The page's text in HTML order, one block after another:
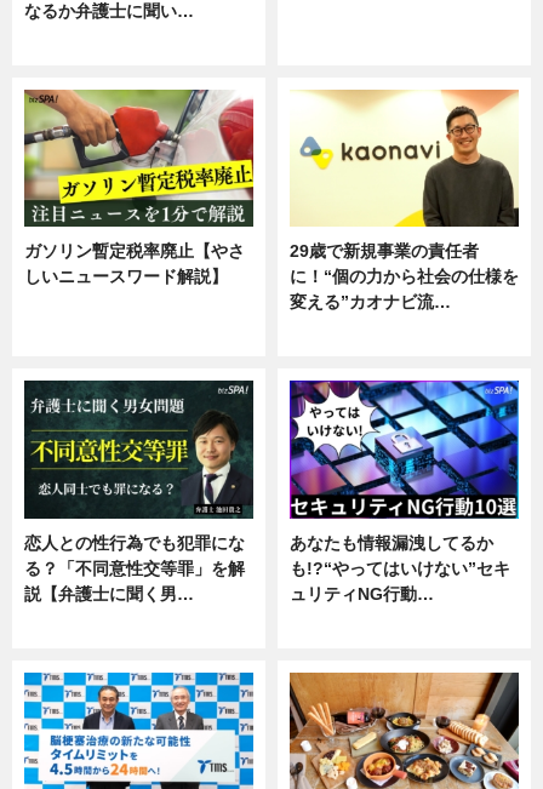
なるか弁護士に聞い…
ガソリン暫定税率廃止【やさ
しいニュースワード解説】
29歳で新規事業の責任者
に！“個の力から社会の仕様を
変える”カオナビ流…
恋人との性行為でも犯罪にな
る？「不同意性交等罪」を解
説【弁護士に聞く男…
あなたも情報漏洩してるか
も!?“やってはいけない”セキ
ュリティNG行動…